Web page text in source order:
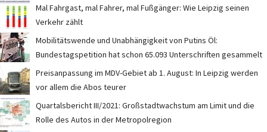
Mal Fahrgast, mal Fahrer, mal Fußgänger: Wie Leipzig seinen
Verkehr zählt
Mobilitätswende und Unabhängigkeit von Putins Öl:
Bundestagspetition hat schon 65.093 Unterschriften gesammelt
Preisanpassung im MDV-Gebiet ab 1. August: In Leipzig werden
vor allem die Abos teurer
Quartalsbericht III/2021: Großstadtwachstum am Limit und die
Rolle des Autos in der Metropolregion